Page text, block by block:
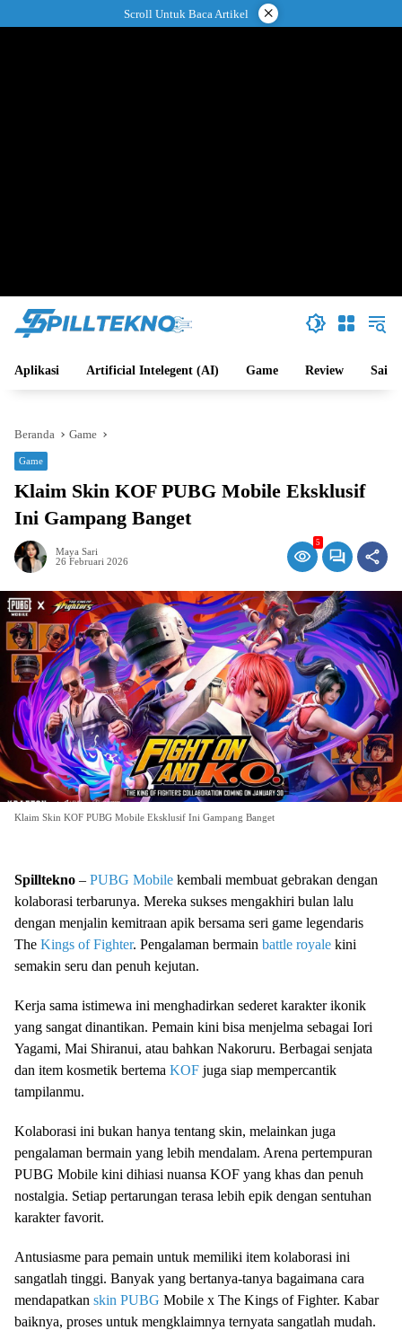
ke
Scroll Untuk Baca Artikel ×
Aplikasi Artificial Intelegent (AI) Game Review Sains
Beranda Game
Game
Klaim Skin KOF PUBG Mobile Eksklusif
Ini Gampang Banget
Maya Sari
26 Februari 2026
5
Klaim Skin KOF PUBG Mobile Eksklusif Ini Gampang Banget
Spilltekno – PUBG Mobile kembali membuat gebrakan dengan
kolaborasi terbarunya. Mereka sukses mengakhiri bulan lalu
dengan menjalin kemitraan apik bersama seri game legendaris
The Kings of Fighter. Pengalaman bermain battle royale kini
semakin seru dan penuh kejutan.
Kerja sama istimewa ini menghadirkan sederet karakter ikonik
yang sangat dinantikan. Pemain kini bisa menjelma sebagai Iori
Yagami, Mai Shiranui, atau bahkan Nakoruru. Berbagai senjata
dan item kosmetik bertema KOF juga siap mempercantik
tampilanmu.
Kolaborasi ini bukan hanya tentang skin, melainkan juga
pengalaman bermain yang lebih mendalam. Arena pertempuran
PUBG Mobile kini dihiasi nuansa KOF yang khas dan penuh
nostalgia. Setiap pertarungan terasa lebih epik dengan sentuhan
karakter favorit.
Antusiasme para pemain untuk memiliki item kolaborasi ini
sangatlah tinggi. Banyak yang bertanya-tanya bagaimana cara
mendapatkan skin PUBG Mobile x The Kings of Fighter. Kabar
baiknya, proses untuk mengklaimnya ternyata sangatlah mudah.